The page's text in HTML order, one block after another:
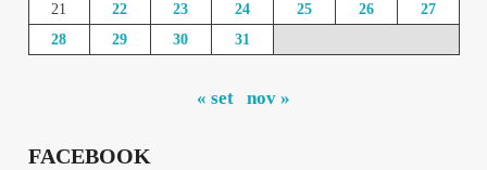
21
22 23 24 25 26
27
28
29 30 31
« set nov »
FACEBOOK